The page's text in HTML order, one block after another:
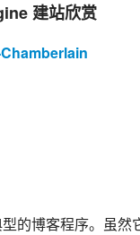
建站欣赏
的博客程序。虽